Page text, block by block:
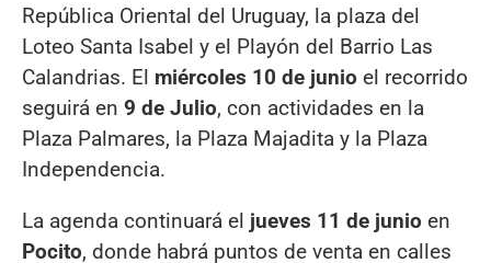
República Oriental del Uruguay, la plaza del
Loteo Santa Isabel y el Playón del Barrio Las
Calandrias. El miércoles 10 de junio el recorrido
seguirá en 9 de Julio, con actividades en la
Plaza Palmares, la Plaza Majadita y la Plaza
Independencia.
La agenda continuará el jueves 11 de junio en
Pocito, donde habrá puntos de venta en calles